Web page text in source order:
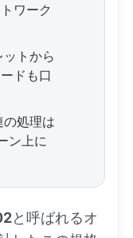
ワーク
トから
ドも口
処理は
ン上に
と呼ばれるオ